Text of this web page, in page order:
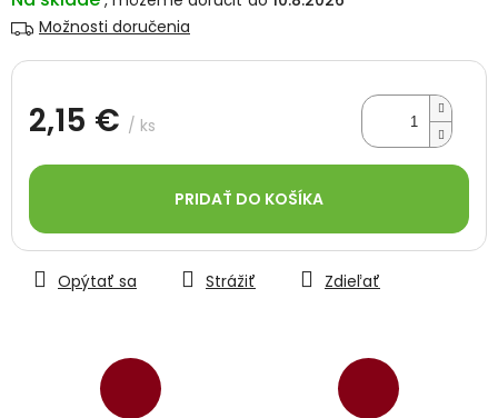
Možnosti doručenia
2,15 € / ks
cena:
PRIDAŤ DO KOŠÍKA
Opýtať sa Strážiť Zdieľať